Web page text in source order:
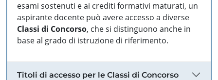
esami sostenuti e ai crediti formativi maturati, un
aspirante docente può avere accesso a diverse
Classi di Concorso, che si distinguono anche in
base al grado di istruzione di riferimento.
Titoli di accesso per le Classi di Concorso